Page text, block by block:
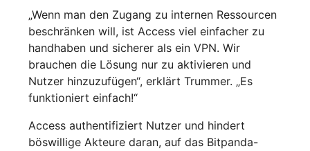
„Wenn man den Zugang zu internen Ressourcen
beschränken will, ist Access viel einfacher zu
handhaben und sicherer als ein VPN. Wir
brauchen die Lösung nur zu aktivieren und
Nutzer hinzuzufügen“, erklärt Trummer. „Es
funktioniert einfach!“
Access authentifiziert Nutzer und hindert
böswillige Akteure daran, auf das Bitpanda-